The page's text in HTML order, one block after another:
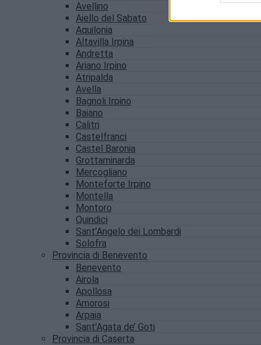
Avellino
Aiello del Sabato
Aquilonia
Altavilla Irpina
Andretta
Ariano Irpino
Atripalda
Avella
Bagnoli Irpino
Baiano
Calitri
Castelfranci
Castel Baronia
Grottaminarda
Mercogliano
Monteforte Irpino
Montella
Montoro
Quindici
Sant’Angelo dei Lombardi
Solofra
Provincia di Benevento
Benevento
Airola
Apollosa
Amorosi
Arpaia
Sant’Agata de’ Goti
Provincia di Caserta